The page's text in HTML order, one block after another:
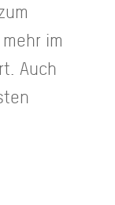
im
Auch